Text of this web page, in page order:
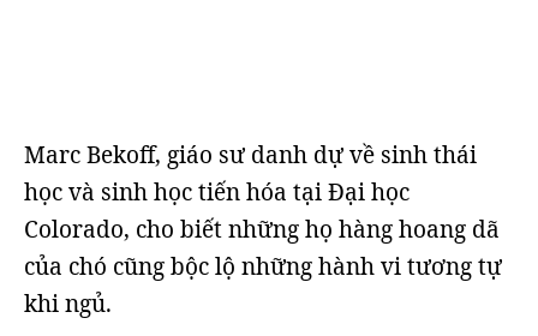
Marc Bekoff, giáo sư danh dự về sinh thái
học và sinh học tiến hóa tại Đại học
Colorado, cho biết những họ hàng hoang dã
của chó cũng bộc lộ những hành vi tương tự
khi ngủ.